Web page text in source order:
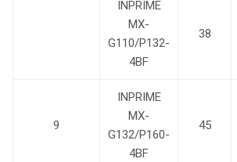
INPRIME
MX-
G110/P132-
4BF
38
9
INPRIME
MX-
G132/P160-
4BF
45